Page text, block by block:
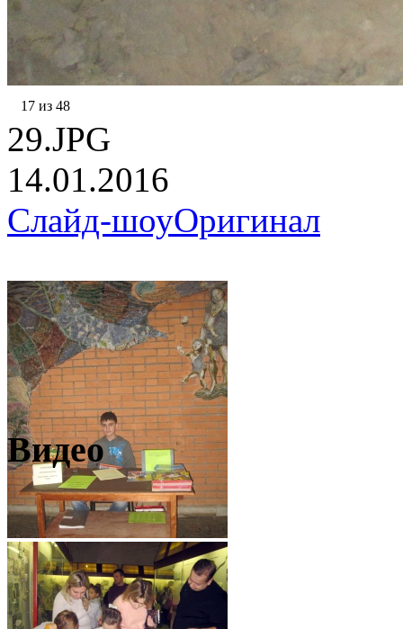
17 из 48
29.JPG
14.01.2016
Слайд-шоуОригинал
Видео